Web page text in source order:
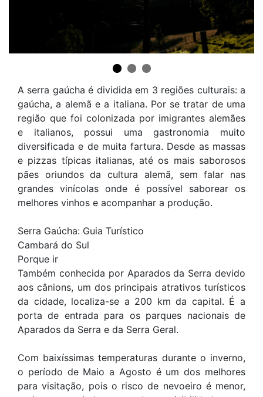
A serra gaúcha é dividida em 3 regiões culturais: a
gaúcha, a alemã e a italiana. Por se tratar de uma
região que foi colonizada por imigrantes alemães
e italianos, possui uma gastronomia muito
diversificada e de muita fartura. Desde as massas
e pizzas típicas italianas, até os mais saborosos
pães oriundos da cultura alemã, sem falar nas
grandes vinícolas onde é possível saborear os
melhores vinhos e acompanhar a produção.
Serra Gaúcha: Guia Turístico
Cambará do Sul
Porque ir
Também conhecida por Aparados da Serra devido
aos cânions, um dos principais atrativos turísticos
da cidade, localiza-se a 200 km da capital. É a
porta de entrada para os parques nacionais de
Aparados da Serra e da Serra Geral.
Com baixíssimas temperaturas durante o inverno,
o período de Maio a Agosto é um dos melhores
para visitação, pois o risco de nevoeiro é menor,